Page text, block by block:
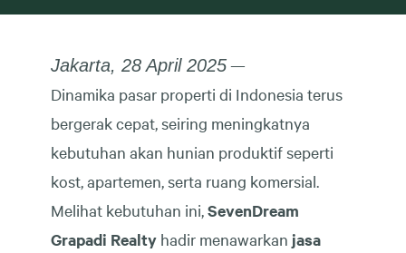
Jakarta, 28 April 2025—
Dinamika pasar properti di Indonesia terus
bergerak cepat, seiring meningkatnya
kebutuhan akan hunian produktif seperti
kost, apartemen, serta ruang komersial.
Melihat kebutuhan ini,SevenDream
Grapadi Realty hadir menawarkan jasa